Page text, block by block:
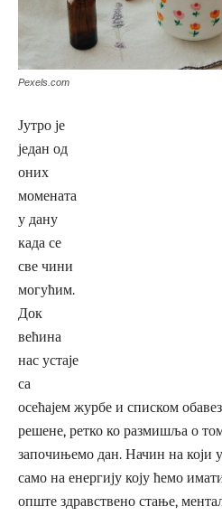
Pexels.com
Јутро је
један од
оних
момената
у дану
када се
све чини
могућим.
Док
већина
нас устаје
са
осећајем журбе и списком
решене, ретко ко размишља о
започињемо дан. Начин на који
само на енергију коју ћемо
опште здравствено стање,